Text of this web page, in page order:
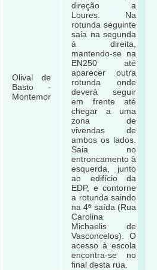
Olival de
Basto -
Montemor
direção a
Loures. Na
rotunda seguinte
saia na segunda
à direita,
mantendo-se na
EN250 até
aparecer outra
rotunda onde
deverá seguir
em frente até
chegar a uma
zona de
vivendas de
ambos os lados.
Saia no
entroncamento à
esquerda, junto
ao edifício da
EDP, e contorne
a rotunda saindo
na 4ª saída (Rua
Carolina
Michaelis de
Vasconcelos). O
acesso à escola
encontra-se no
final desta rua.